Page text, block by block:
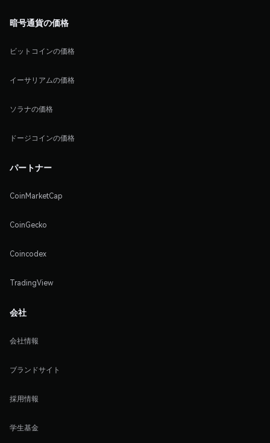
暗号通貨の価格
ビットコインの価格
イーサリアムの価格
ソラナの価格
ドージコインの価格
パートナー
CoinMarketCap
CoinGecko
Coincodex
TradingView
会社
会社情報
ブランドサイト
採用情報
学生基金